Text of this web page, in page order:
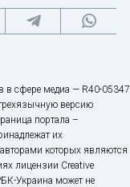
в сфере медиа — R40-05347
версию
портала –
их
которых являются
лицензии Creative
Украина может не